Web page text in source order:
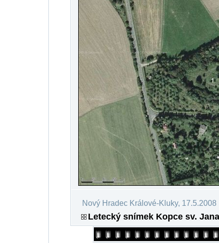
Nový Hradec Králové-Kluky, 17.5.2008
Letecký snímek Kopce sv.